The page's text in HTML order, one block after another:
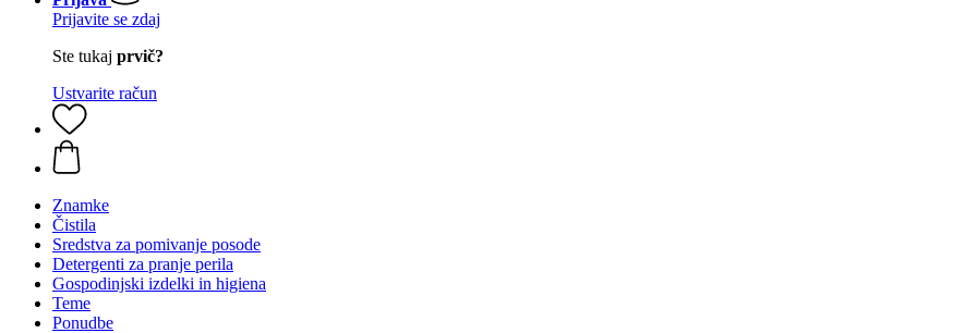
Prijavite se zdaj
Ste tukaj prvič?
Ustvarite račun
Znamke
Čistila
Sredstva za pomivanje posode
Detergenti za pranje perila
Gospodinjski izdelki in higiena
Teme
Ponudbe